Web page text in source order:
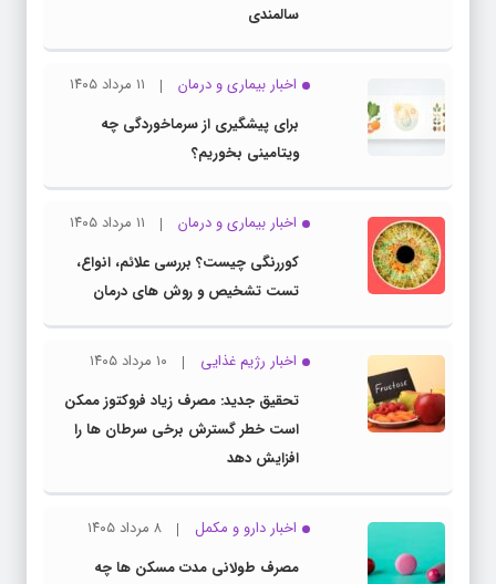
سالمندی
اخبار بیماری و درمان
۱۱ مرداد ۱۴۰۵
برای پیشگیری از سرماخوردگی چه
ویتامینی بخوریم؟
اخبار بیماری و درمان
۱۱ مرداد ۱۴۰۵
کوررنگی چیست؟ بررسی علائم، انواع،
تست تشخیص و روش های درمان
اخبار رژیم غذایی
۱۰ مرداد ۱۴۰۵
تحقیق جدید: مصرف زیاد فروکتوز ممکن
است خطر گسترش برخی سرطان ها را
افزایش دهد
اخبار دارو و مکمل
۸ مرداد ۱۴۰۵
مصرف طولانی مدت مسکن ها چه